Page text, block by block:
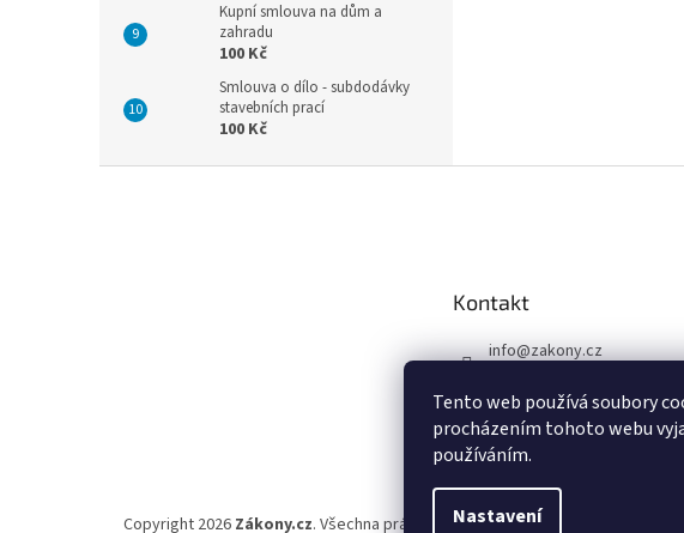
Tento web používá soubory
procházením tohoto webu
používáním.
Nastavení
Kupní smlouva na dům a
zahradu
100 Kč
Smlouva o dílo - subdodávky
stavebních prací
100 Kč
Kontakt
info@zakony.cz
Copyright 2026 Zákony.cz. Všechna práva vyhrazena.